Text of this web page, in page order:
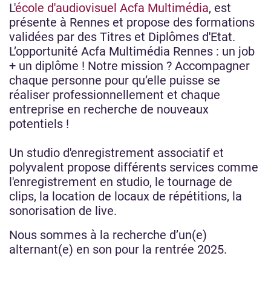
L'école d'audiovisuel Acfa Multimédia, est
présente à Rennes et propose des formations
validées par des Titres et Diplômes d'Etat.
L’opportunité Acfa Multimédia Rennes : un job
+ un diplôme ! Notre mission ? Accompagner
chaque personne pour qu’elle puisse se
réaliser professionnellement et chaque
entreprise en recherche de nouveaux
potentiels !
Un studio d'enregistrement associatif et
polyvalent propose différents services comme
l'enregistrement en studio, le tournage de
clips, la location de locaux de répétitions, la
sonorisation de live.
Nous sommes à la recherche d’un(e)
alternant(e) en son pour la rentrée 2025.